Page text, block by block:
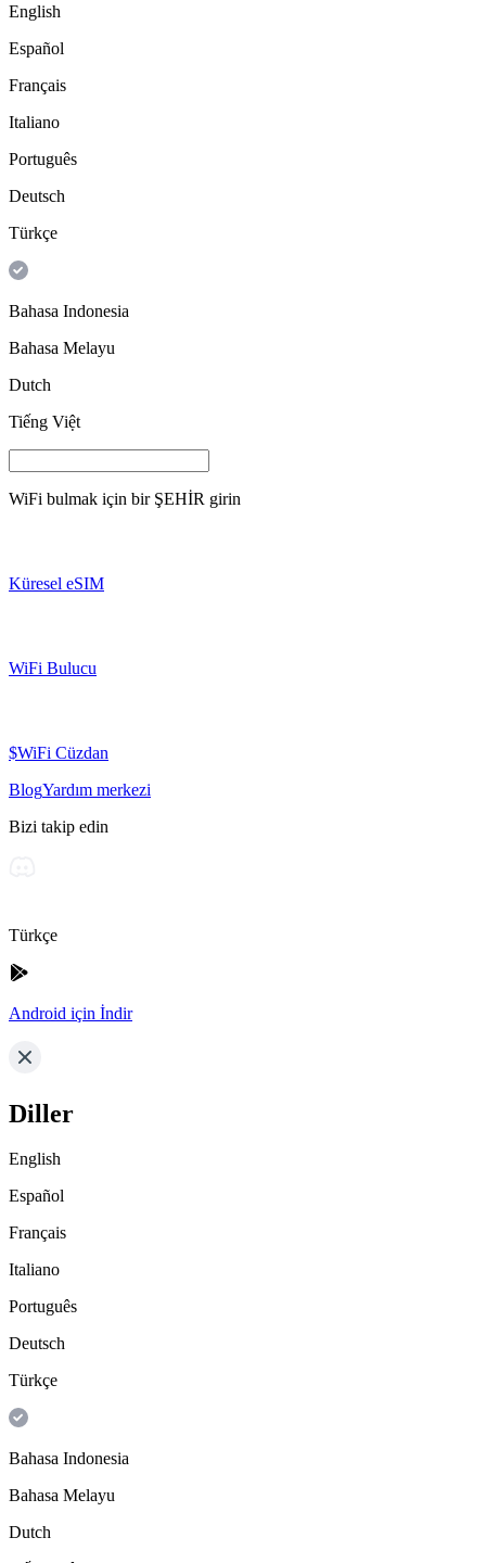
English
Español
Français
Italiano
Português
Deutsch
Türkçe
Bahasa Indonesia
Bahasa Melayu
Dutch
Tiếng Việt
WiFi bulmak için bir ŞEHİR girin
Küresel eSIM
WiFi Bulucu
$WiFi Cüzdan
BlogYardım merkezi
Bizi takip edin
Türkçe
Android için İndir
Diller
English
Español
Français
Italiano
Português
Deutsch
Türkçe
Bahasa Indonesia
Bahasa Melayu
Dutch